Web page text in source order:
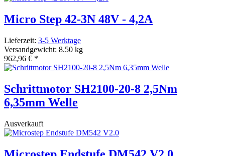
Micro Step 42-3N 48V - 4,2A
Lieferzeit: 3-5 Werktage
Versandgewicht: 8.50 kg
962,96 € *
Schrittmotor SH2100-20-8 2,5Nm
6,35mm Welle
Ausverkauft